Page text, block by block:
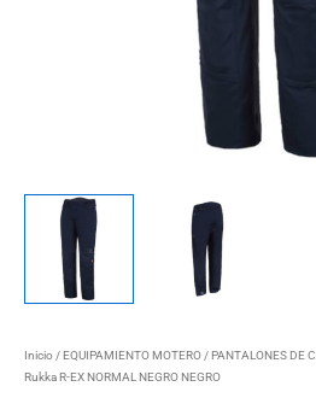
Inicio /EQUIPAMIENTO MOTERO /PANTALONES DE
Rukka R-EX NORMAL NEGRO NEGRO